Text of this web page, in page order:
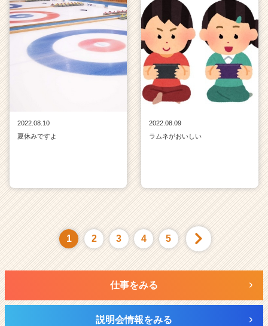
2022.08.10
夏休みですよ
2022.08.09
ラムネがおいしい
1 2 3 4 5
仕事をみる
説明会情報をみる